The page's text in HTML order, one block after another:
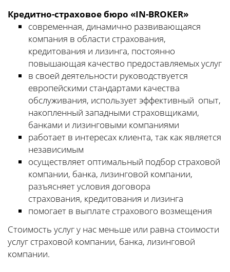
Кредитно-страховое бюро «IN-BROKER»
современная, динамично развивающаяся
компания в области страхования,
кредитования и лизинга, постоянно
повышающая качество предоставляемых услуг
в своей деятельности руководствуется
европейскими стандартами качества
обслуживания, использует эффективный опыт,
накопленный западными страховщиками,
банками и лизинговыми компаниями
работает в интересах клиента, так как является
независимым
осуществляет оптимальный подбор страховой
компании, банка, лизинговой компании,
разъясняет условия договора
страхования, кредитования и лизинга
помогает в выплате страхового возмещения
Стоимость услуг у нас меньше или равна стоимости
услуг страховой компании, банка, лизинговой
компании.